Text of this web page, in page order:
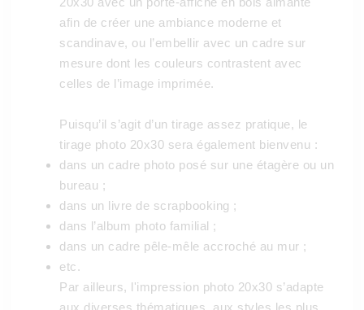
afin de créer une ambiance moderne et
scandinave, ou l’embellir avec un cadre sur
mesure dont les couleurs contrastent avec
celles de l’image imprimée.
Puisqu’il s’agit d’un tirage assez pratique, le
tirage photo 20x30 sera également bienvenu :
dans un cadre photo posé sur une étagère ou un
bureau ;
dans un livre de scrapbooking ;
dans l’album photo familial ;
dans un cadre pêle-mêle accroché au mur ;
etc.
Par ailleurs, l'impression photo 20x30 s’adapte